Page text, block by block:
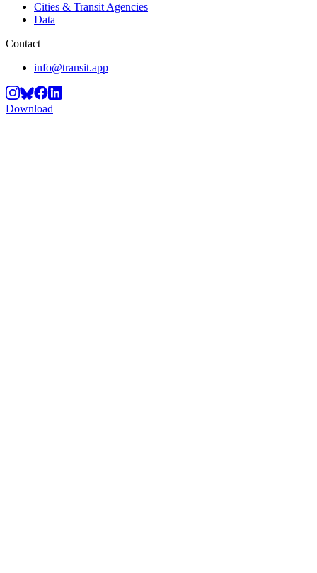
Cities & Transit Agencies
Data
Contact
info@transit.app
Download